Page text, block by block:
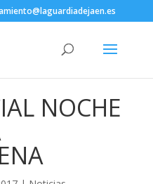
NOCHE